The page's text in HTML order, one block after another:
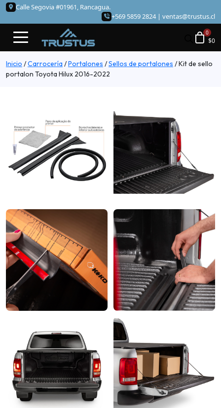
Calle Segovia #01961, Rancagua.
+569 5859 2824 | ventas@trustus.cl
$0
Inicio /Carrocería/Portalones /Sellos de portalones /Kit de sello
portalon Toyota Hilux 2016-2022